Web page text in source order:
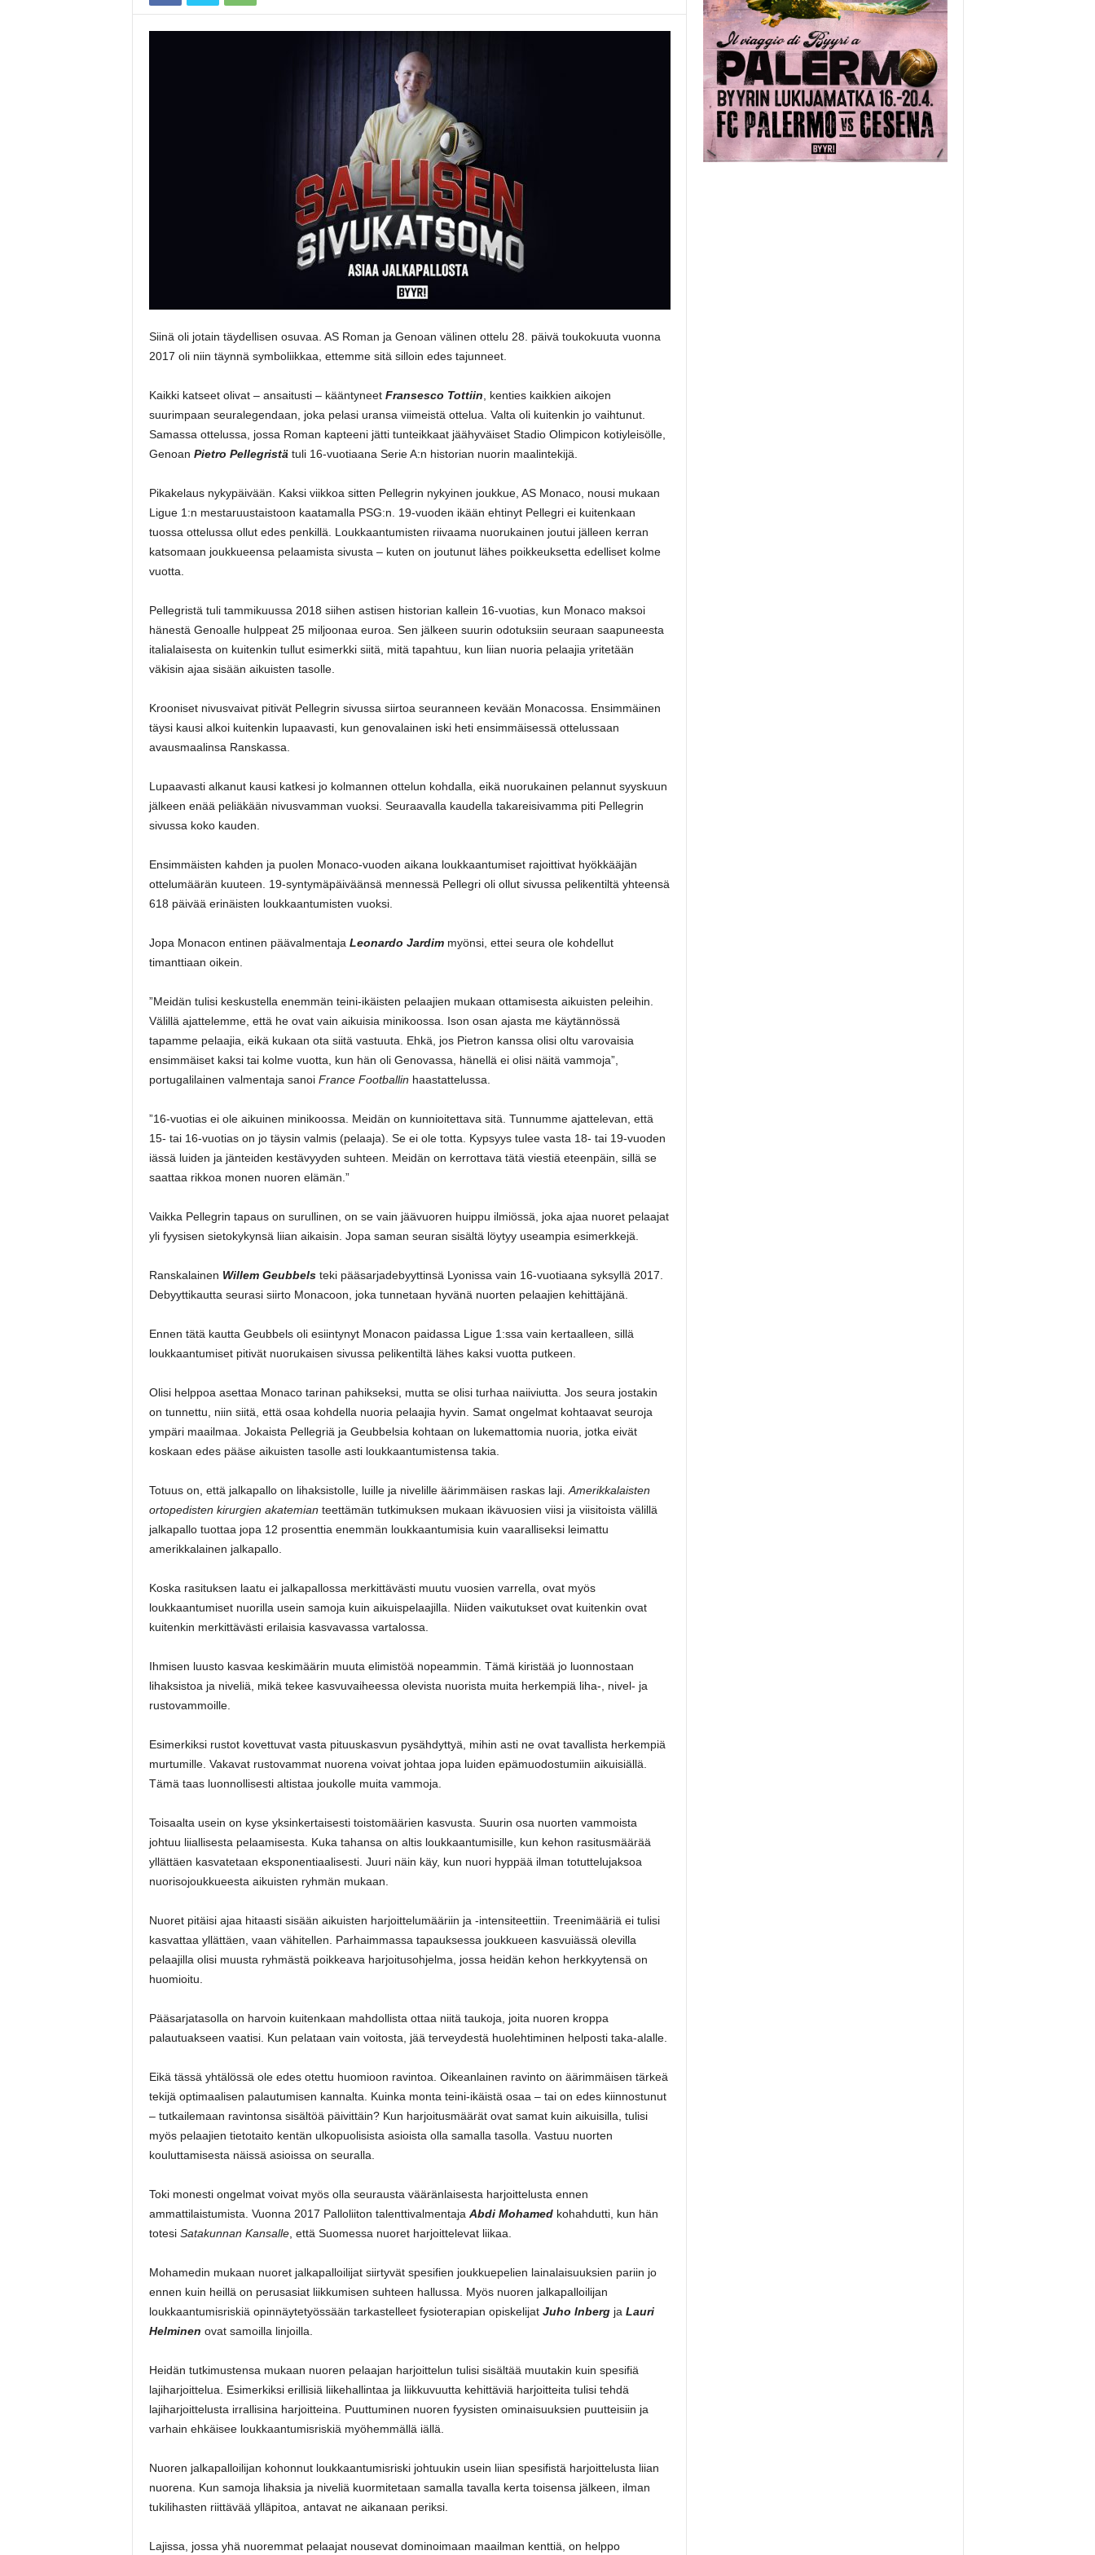
Siinä oli jotain täydellisen osuvaa. AS Roman ja Genoan välinen ottelu 28. päivä toukokuuta vuonna
2017 oli niin täynnä symboliikkaa, ettemme sitä silloin edes tajunneet.
Kaikki katseet olivat – ansaitusti – kääntyneet Fransesco Tottiin , kenties kaikkien aikojen
suurimpaan seuralegendaan, joka pelasi uransa viimeistä ottelua. Valta oli kuitenkin jo vaihtunut.
Samassa ottelussa, jossa Roman kapteeni jätti tunteikkaat jäähyväiset Stadio Olimpicon kotiyleisölle,
Genoan Pietro Pellegristä tuli 16-vuotiaana Serie A:n historian nuorin maalintekijä.
Pikakelaus nykypäivään. Kaksi viikkoa sitten Pellegrin nykyinen joukkue, AS Monaco, nousi mukaan
Ligue 1:n mestaruustaistoon kaatamalla PSG:n. 19-vuoden ikään ehtinyt Pellegri ei kuitenkaan
tuossa ottelussa ollut edes penkillä. Loukkaantumisten riivaama nuorukainen joutui jälleen kerran
katsomaan joukkueensa pelaamista sivusta – kuten on joutunut lähes poikkeuksetta edelliset kolme
vuotta.
Pellegristä tuli tammikuussa 2018 siihen astisen historian kallein 16-vuotias, kun Monaco maksoi
hänestä Genoalle hulppeat 25 miljoonaa euroa. Sen jälkeen suurin odotuksiin seuraan saapuneesta
italialaisesta on kuitenkin tullut esimerkki siitä, mitä tapahtuu, kun liian nuoria pelaajia yritetään
väkisin ajaa sisään aikuisten tasolle.
Krooniset nivusvaivat pitivät Pellegrin sivussa siirtoa seuranneen kevään Monacossa. Ensimmäinen
täysi kausi alkoi kuitenkin lupaavasti, kun genovalainen iski heti ensimmäisessä ottelussaan
avausmaalinsa Ranskassa.
Lupaavasti alkanut kausi katkesi jo kolmannen ottelun kohdalla, eikä nuorukainen pelannut syyskuun
jälkeen enää peliäkään nivusvamman vuoksi. Seuraavalla kaudella takareisivamma piti Pellegrin
sivussa koko kauden.
Ensimmäisten kahden ja puolen Monaco-vuoden aikana loukkaantumiset rajoittivat hyökkääjän
ottelumäärän kuuteen. 19-syntymäpäiväänsä mennessä Pellegri oli ollut sivussa pelikentiltä yhteensä
618 päivää erinäisten loukkaantumisten vuoksi.
Jopa Monacon entinen päävalmentaja Leonardo Jardimmyönsi, ettei seura ole kohdellut
timanttiaan oikein.
”Meidän tulisi keskustella enemmän teini-ikäisten pelaajien mukaan ottamisesta aikuisten peleihin.
Välillä ajattelemme, että he ovat vain aikuisia minikoossa. Ison osan ajasta me käytännössä
tapamme pelaajia, eikä kukaan ota siitä vastuuta. Ehkä, jos Pietron kanssa olisi oltu varovaisia
ensimmäiset kaksi tai kolme vuotta, kun hän oli Genovassa, hänellä ei olisi näitä vammoja”,
portugalilainen valmentaja sanoi France Footballin haastattelussa.
”16-vuotias ei ole aikuinen minikoossa. Meidän on kunnioitettava sitä. Tunnumme ajattelevan, että
15- tai 16-vuotias on jo täysin valmis (pelaaja). Se ei ole totta. Kypsyys tulee vasta 18- tai 19-vuoden
iässä luiden ja jänteiden kestävyyden suhteen. Meidän on kerrottava tätä viestiä eteenpäin, sillä se
saattaa rikkoa monen nuoren elämän.”
Vaikka Pellegrin tapaus on surullinen, on se vain jäävuoren huippu ilmiössä, joka ajaa nuoret pelaajat
yli fyysisen sietokykynsä liian aikaisin. Jopa saman seuran sisältä löytyy useampia esimerkkejä.
Ranskalainen Willem Geubbelsteki pääsarjadebyyttinsä Lyonissa vain 16-vuotiaana syksyllä 2017.
Debyyttikautta seurasi siirto Monacoon, joka tunnetaan hyvänä nuorten pelaajien kehittäjänä.
Ennen tätä kautta Geubbels oli esiintynyt Monacon paidassa Ligue 1:ssa vain kertaalleen, sillä
loukkaantumiset pitivät nuorukaisen sivussa pelikentiltä lähes kaksi vuotta putkeen.
Olisi helppoa asettaa Monaco tarinan pahikseksi, mutta se olisi turhaa naiiviutta. Jos seura jostakin
on tunnettu, niin siitä, että osaa kohdella nuoria pelaajia hyvin. Samat ongelmat kohtaavat seuroja
ympäri maailmaa. Jokaista Pellegriä ja Geubbelsia kohtaan on lukemattomia nuoria, jotka eivät
koskaan edes pääse aikuisten tasolle asti loukkaantumistensa takia.
Totuus on, että jalkapallo on lihaksistolle, luille ja nivelille äärimmäisen raskas laji. Amerikkalaisten
ortopedisten kirurgien akatemian teettämän tutkimuksen mukaan ikävuosien viisi ja viisitoista välillä
jalkapallo tuottaa jopa 12 prosenttia enemmän loukkaantumisia kuin vaaralliseksi leimattu
amerikkalainen jalkapallo.
Koska rasituksen laatu ei jalkapallossa merkittävästi muutu vuosien varrella, ovat myös
loukkaantumiset nuorilla usein samoja kuin aikuispelaajilla. Niiden vaikutukset ovat kuitenkin ovat
kuitenkin merkittävästi erilaisia kasvavassa vartalossa.
Ihmisen luusto kasvaa keskimäärin muuta elimistöä nopeammin. Tämä kiristää jo luonnostaan
lihaksistoa ja niveliä, mikä tekee kasvuvaiheessa olevista nuorista muita herkempiä liha-, nivel- ja
rustovammoille.
Esimerkiksi rustot kovettuvat vasta pituuskasvun pysähdyttyä, mihin asti ne ovat tavallista herkempiä
murtumille. Vakavat rustovammat nuorena voivat johtaa jopa luiden epämuodostumiin aikuisiällä.
Tämä taas luonnollisesti altistaa joukolle muita vammoja.
Toisaalta usein on kyse yksinkertaisesti toistomäärien kasvusta. Suurin osa nuorten vammoista
johtuu liiallisesta pelaamisesta. Kuka tahansa on altis loukkaantumisille, kun kehon rasitusmäärää
yllättäen kasvatetaan eksponentiaalisesti. Juuri näin käy, kun nuori hyppää ilman totuttelujaksoa
nuorisojoukkueesta aikuisten ryhmän mukaan.
Nuoret pitäisi ajaa hitaasti sisään aikuisten harjoittelumääriin ja -intensiteettiin. Treenimääriä ei tulisi
kasvattaa yllättäen, vaan vähitellen. Parhaimmassa tapauksessa joukkueen kasvuiässä olevilla
pelaajilla olisi muusta ryhmästä poikkeava harjoitusohjelma, jossa heidän kehon herkkyytensä on
huomioitu.
Pääsarjatasolla on harvoin kuitenkaan mahdollista ottaa niitä taukoja, joita nuoren kroppa
palautuakseen vaatisi. Kun pelataan vain voitosta, jää terveydestä huolehtiminen helposti taka-alalle.
Eikä tässä yhtälössä ole edes otettu huomioon ravintoa. Oikeanlainen ravinto on äärimmäisen tärkeä
tekijä optimaalisen palautumisen kannalta. Kuinka monta teini-ikäistä osaa – tai on edes kiinnostunut
– tutkailemaan ravintonsa sisältöä päivittäin? Kun harjoitusmäärät ovat samat kuin aikuisilla, tulisi
myös pelaajien tietotaito kentän ulkopuolisista asioista olla samalla tasolla. Vastuu nuorten
kouluttamisesta näissä asioissa on seuralla.
Toki monesti ongelmat voivat myös olla seurausta vääränlaisesta harjoittelusta ennen
ammattilaistumista. Vuonna 2017 Palloliiton talenttivalmentaja Abdi Mohamed kohahdutti, kun hän
totesi Satakunnan Kansalle, että Suomessa nuoret harjoittelevat liikaa.
Mohamedin mukaan nuoret jalkapalloilijat siirtyvät spesifien joukkuepelien lainalaisuuksien pariin jo
ennen kuin heillä on perusasiat liikkumisen suhteen hallussa. Myös nuoren jalkapalloilijan
loukkaantumisriskiä opinnäytetyössään tarkastelleet fysioterapian opiskelijat Juho Inbergja Lauri
Helminen ovat samoilla linjoilla.
Heidän tutkimustensa mukaan nuoren pelaajan harjoittelun tulisi sisältää muutakin kuin spesifiä
lajiharjoittelua. Esimerkiksi erillisiä liikehallintaa ja liikkuvuutta kehittäviä harjoitteita tulisi tehdä
lajiharjoittelusta irrallisina harjoitteina. Puuttuminen nuoren fyysisten ominaisuuksien puutteisiin ja
varhain ehkäisee loukkaantumisriskiä myöhemmällä iällä.
Nuoren jalkapalloilijan kohonnut loukkaantumisriski johtuukin usein liian spesifistä harjoittelusta liian
nuorena. Kun samoja lihaksia ja niveliä kuormitetaan samalla tavalla kerta toisensa jälkeen, ilman
tukilihasten riittävää ylläpitoa, antavat ne aikanaan periksi.
Lajissa, jossa yhä nuoremmat pelaajat nousevat dominoimaan maailman kenttiä, on helppo